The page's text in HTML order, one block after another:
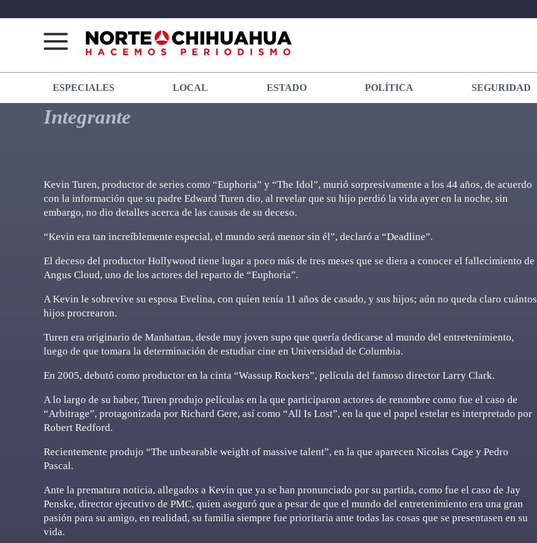
Norte
De
Chihuahua
Más
que
noticias,
hacemos periodismo
ESPECIALES LOCAL ESTADO POLÍTICA SEGURIDAD
Integrante
Kevin Turen, productor de series como “Euphoria” y “The Idol”, murió sorpresivamente a los 44 años, de acuerdo
con la información que su padre Edward Turen dio, al revelar que su hijo perdió la vida ayer en la noche, sin
embargo, no dio detalles acerca de las causas de su deceso.
“Kevin era tan increíblemente especial, el mundo será menor sin él”, declaró a “Deadline”.
El deceso del productor Hollywood tiene lugar a poco más de tres meses que se diera a conocer el fallecimiento de
Angus Cloud, uno de los actores del reparto de “Euphoria”.
A Kevin le sobrevive su esposa Evelina, con quien tenía 11 años de casado, y sus hijos; aún no queda claro cuántos
hijos procrearon.
Turen era originario de Manhattan, desde muy joven supo que quería dedicarse al mundo del entretenimiento,
luego de que tomara la determinación de estudiar cine en Universidad de Columbia.
En 2005, debutó como productor en la cinta “Wassup Rockers”, película del famoso director Larry Clark.
A lo largo de su haber, Turen produjo películas en la que participaron actores de renombre como fue el caso de
“Arbitrage”, protagonizada por Richard Gere, así como “All Is Lost”, en la que el papel estelar es interpretado por
Robert Redford.
Recientemente produjo “The unbearable weight of massive talent”, en la que aparecen Nicolas Cage y Pedro
Pascal.
Ante la prematura noticia, allegados a Kevin que ya se han pronunciado por su partida, como fue el caso de Jay
Penske, director ejecutivo de PMC, quien aseguró que a pesar de que el mundo del entretenimiento era una gran
pasión para su amigo, en realidad, su familia siempre fue prioritaria ante todas las cosas que se presentasen en su
vida.